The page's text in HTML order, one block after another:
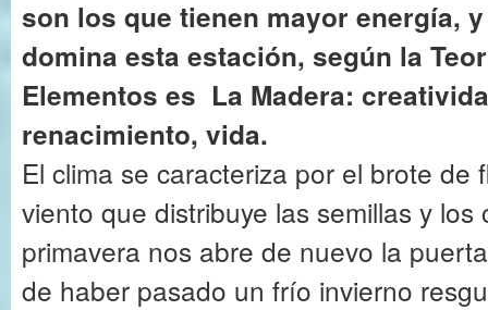
son los que tienen mayor energía,
domina esta estación, según la
Elementos es La Madera:
renacimiento, vida.
El clima se caracteriza por el brote de
viento que distribuye las semillas y
primavera nos abre de nuevo la
de haber pasado un frío invierno